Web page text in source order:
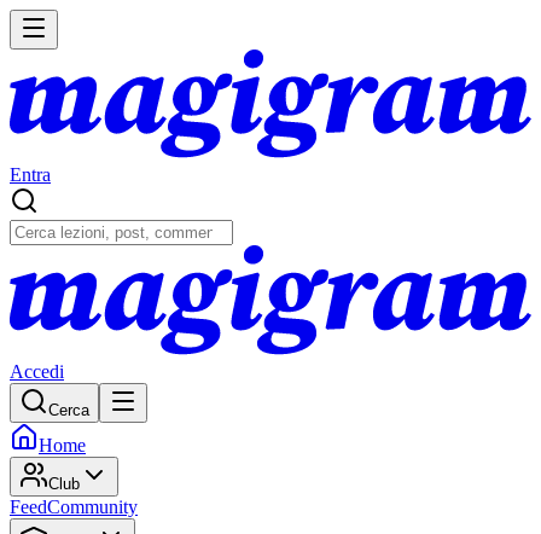
Entra
Accedi
Cerca
Home
Club
FeedCommunity